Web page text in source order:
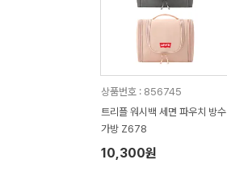
상품번호 : 856745
트리플 워시백 세면 파우치 방수
가방 Z678
10,300원